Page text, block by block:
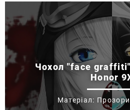
Чохол "face
Honor
Матеріал: